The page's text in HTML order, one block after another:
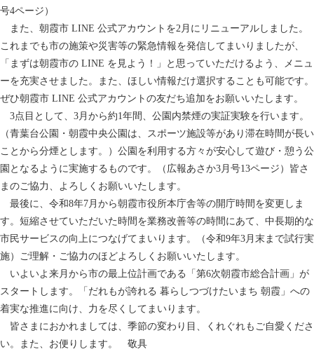
号4ページ）
また、朝霞市 LINE 公式アカウントを2月にリニューアルしました。
これまでも市の施策や災害等の緊急情報を発信してまいりましたが、
「まずは朝霞市の LINE を見よう！」と思っていただけるよう、メニュ
ーを充実させました。また、ほしい情報だけ選択することも可能です。
ぜひ朝霞市 LINE 公式アカウントの友だち追加をお願いいたします。
3点目として、3月から約1年間、公園内禁煙の実証実験を行います。
（青葉台公園・朝霞中央公園は、スポーツ施設等があり滞在時間が長い
ことから分煙とします。）公園を利用する方々が安心して遊び・憩う公
園となるように実施するものです。（広報あさか3月号13ページ）皆さ
まのご協力、よろしくお願いいたします。
最後に、令和8年7月から朝霞市役所本庁舎等の開庁時間を変更しま
す。短縮させていただいた時間を業務改善等の時間にあて、中長期的な
市民サービスの向上につなげてまいります。（令和9年3月末まで試行実
施）ご理解・ご協力のほどよろしくお願いいたします。
いよいよ来月から市の最上位計画である「第6次朝霞市総合計画」が
スタートします。「だれもが誇れる 暮らしつづけたいまち 朝霞」への
着実な推進に向け、力を尽くしてまいります。
皆さまにおかれましては、季節の変わり目、くれぐれもご自愛くださ
い。また、お便りします。 敬具